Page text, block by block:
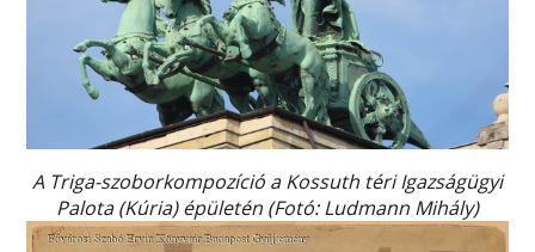
A Triga-szoborkompozíció a Kossuth téri Igazságügyi
Palota (Kúria) épületén (Fotó: Ludmann Mihály)